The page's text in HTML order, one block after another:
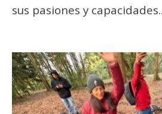
sus pasiones y capacidades